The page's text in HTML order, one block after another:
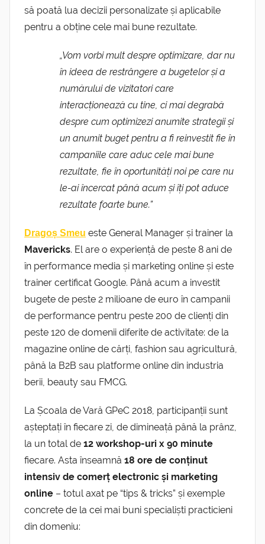
să poată lua decizii personalizate și aplicabile
pentru a obține cele mai bune rezultate.
„Vom vorbi mult despre optimizare, dar nu
în ideea de restrângere a bugetelor și a
numărului de vizitatori care
interacționează cu tine, ci mai degrabă
despre cum optimizezi anumite strategii și
un anumit buget pentru a fi reinvestit fie în
campaniile care aduc cele mai bune
rezultate, fie în oportunități noi pe care nu
le-ai încercat până acum și îți pot aduce
rezultate foarte bune.”
Dragoș Smeu este General Manager și trainer la
Mavericks. El are o experiență de peste 8 ani de
în performance media și marketing online și este
trainer certificat Google. Până acum a investit
bugete de peste 2 milioane de euro în campanii
de performance pentru peste 200 de clienți din
peste 120 de domenii diferite de activitate: de la
magazine online de cărți, fashion sau agricultură,
până la B2B sau platforme online din industria
berii, beauty sau FMCG.
La Școala de Vară GPeC 2018, participanții sunt
așteptați în fiecare zi, de dimineață până la prânz,
la un total de 12 workshop-uri x 90 minute
fiecare. Asta înseamnă 18 ore de conținut
intensiv de comerț electronic și marketing
online – totul axat pe “tips & tricks” și exemple
concrete de la cei mai buni specialiști practicieni
din domeniu: